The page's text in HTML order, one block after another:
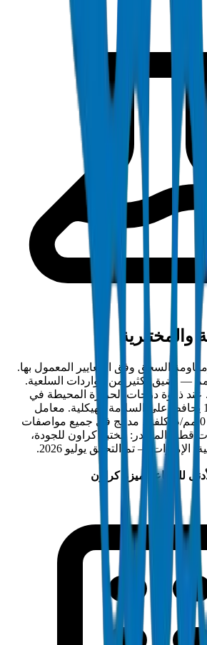
والمختبرية
السحق وفق المعايير المعمول بها.
سمك الجدار ±0 مم — أضيق بكثير من الواردات السلعية.
نقطة تليين فيكات: 0°C. عند ذروة درجات الحرارة المحيطة في
قطر، معامل التخفيض 1 يحافظ على السلامة الهيكلية. معامل
التمدد الحراري الخطي: 0 مم/م·كلفن، مدمج في جميع مواصفات
قطر. المصدر: مختبر كراون للجودة،
الإمارات — تم التحقق يوليو 2026.
للصناعة ميزة كراون